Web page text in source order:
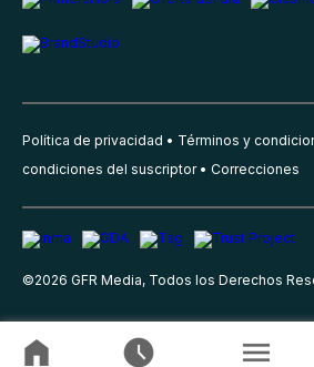
Política de privacidad Términos y
condiciones del suscriptor
Correcciones
©2026 GFR Media, Todos los Derechos